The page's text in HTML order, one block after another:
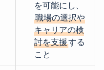
を可能にし、
職場の選択や
キャリアの検
討を支援する
こと